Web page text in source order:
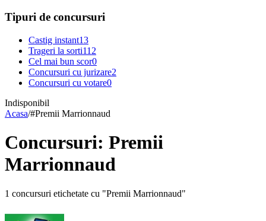
Tipuri de concursuri
Castig instant13
Trageri la sorti112
Cel mai bun scor0
Concursuri cu jurizare2
Concursuri cu votare0
Indisponibil
Acasa/#Premii Marrionnaud
Concursuri: Premii
Marrionnaud
1 concursuri etichetate cu "Premii Marrionnaud"